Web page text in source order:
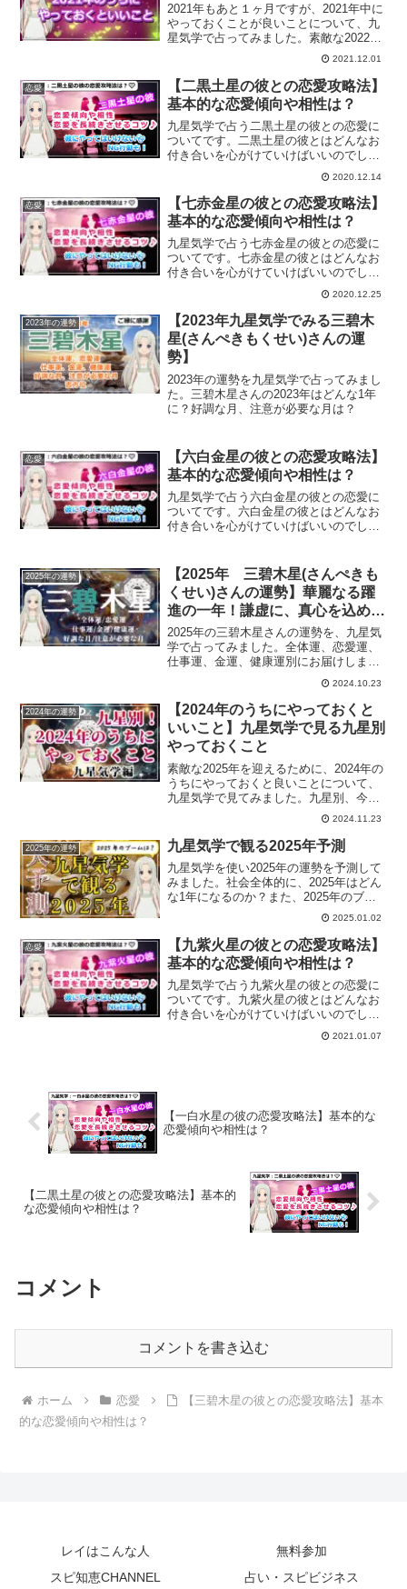
2021年もあと１ヶ月ですが、2021年中に
やっておくことが良いことについて、九
星気学で占ってみました。素敵な2022年
を過ごすためにも、ぜひ開運方法をチェ
2021.12.01
恋愛
【二黒土星の彼との恋愛攻略法】
基本的な恋愛傾向や相性は？
九星気学で占う二黒土星の彼との恋愛に
ついてです。二黒土星の彼とはどんなお
付き合いを心がけていけばいいのでしょ
うか？恋愛傾向、結婚生活や復縁方法、
また一白水星から九紫火星との相性につ
いても解説していきます。
2020.12.14
恋愛
【七赤金星の彼との恋愛攻略法】
基本的な恋愛傾向や相性は？
九星気学で占う七赤金星の彼との恋愛に
ついてです。七赤金星の彼とはどんなお
付き合いを心がけていけばいいのでしょ
うか？恋愛傾向、結婚生活や復縁方法、
また一白水星から九紫火星との相性につ
いても解説していきます。
2020.12.25
2023年の運勢
【2023年九星気学でみる三碧木
星(さんぺきもくせい)さんの運
勢】
2023年の運勢を九星気学で占ってみまし
た。三碧木星さんの2023年はどんな1年
に？好調な月、注意が必要な月は？
恋愛
【六白金星の彼との恋愛攻略法】
基本的な恋愛傾向や相性は？
九星気学で占う六白金星の彼との恋愛に
ついてです。六白金星の彼とはどんなお
付き合いを心がけていけばいいのでしょ
いても解説していきます。
2025年の運勢
【2025年 三碧木星(さんぺきも
くせい)さんの運勢】華麗なる躍
進の一年！謙虚に、真心を込めた
対応で信頼を築いて
2025年の三碧木星さんの運勢を、九星気
学で占ってみました。全体運、恋愛運、
仕事運、金運、健康運別にお届けしま
す。三碧木星のあなたの2025年の運勢
2024.10.23
2024年の運勢
【2024年のうちにやっておくと
いいこと】九星気学で見る九星別
やっておくこと
素敵な2025年を迎えるために、2024年の
うちにやっておくと良いことについて、
九星気学で見てみました。九星別、今年
2024.11.23
2025年の運勢 九星気学で観る2025年予測
九星気学を使い2025年の運勢を予測して
みました。社会全体的に、2025年はどん
な1年になるのか？また、2025年のブー
2025.01.02
恋愛
【九紫火星の彼との恋愛攻略法】
基本的な恋愛傾向や相性は？
九星気学で占う九紫火星の彼との恋愛に
ついてです。九紫火星の彼とはどんなお
付き合いを心がけていけばいいのでしょ
うか？恋愛傾向、結婚生活や復縁方法、
また一白水星から九紫火星との相性につ
2021.01.07
【一白水星の彼の恋愛攻略法】基本的な
恋愛傾向や相性は？
【二黒土星の彼との恋愛攻略法】基本的
な恋愛傾向や相性は？
コメント
コメントを書き込む
ホーム 恋愛
【三碧木星の彼との恋愛攻略法】基本
的な恋愛傾向や相性は？
レイはこんな人
無料参加
スピ知恵CHANNEL
占い・スピビジネス